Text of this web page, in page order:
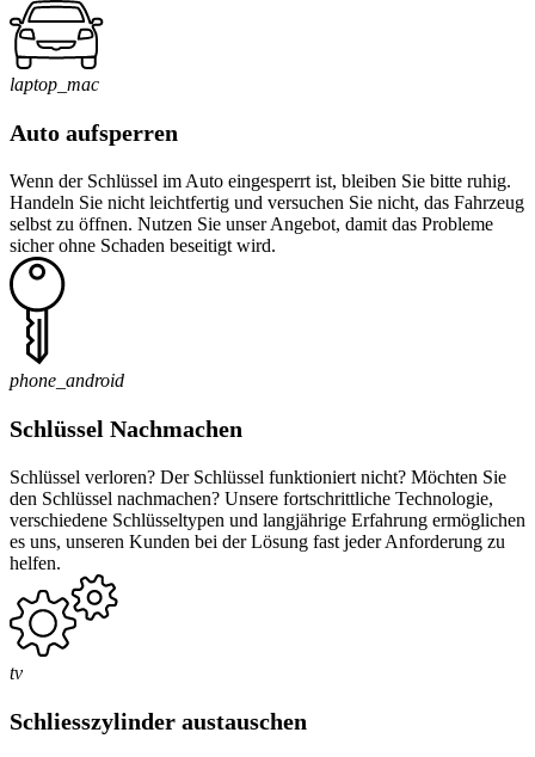
laptop_mac
Auto aufsperren
Wenn der Schlüssel im Auto eingesperrt ist, bleiben Sie bitte ruhig.
Handeln Sie nicht leichtfertig und versuchen Sie nicht, das Fahrzeug
selbst zu öffnen. Nutzen Sie unser Angebot, damit das Probleme
sicher ohne Schaden beseitigt wird.
phone_android
Schlüssel Nachmachen
Schlüssel verloren? Der Schlüssel funktioniert nicht? Möchten Sie
den Schlüssel nachmachen? Unsere fortschrittliche Technologie,
verschiedene Schlüsseltypen und langjährige Erfahrung ermöglichen
es uns, unseren Kunden bei der Lösung fast jeder Anforderung zu
helfen.
tv
Schliesszylinder austauschen